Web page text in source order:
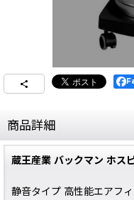
商品詳細
蔵王産業 バックマン ホス
静音タイプ 高性能エアフ